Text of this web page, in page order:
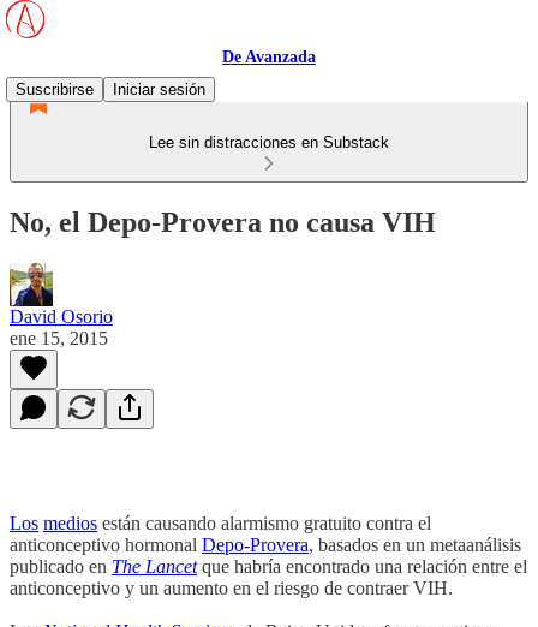
De Avanzada
Suscribirse
Iniciar sesión
Lee sin distracciones en Substack
No, el Depo-Provera no causa VIH
David Osorio
ene 15, 2015
Los medios están causando alarmismo gratuito contra el
anticonceptivo hormonal Depo-Provera, basados en un metaanálisis
publicado en The Lancetque habría encontrado una relación entre el
anticonceptivo y un aumento en el riesgo de contraer VIH.